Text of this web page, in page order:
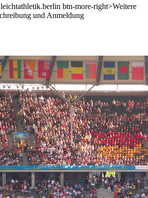
btn-more-right>Weitere
und Anmeldung